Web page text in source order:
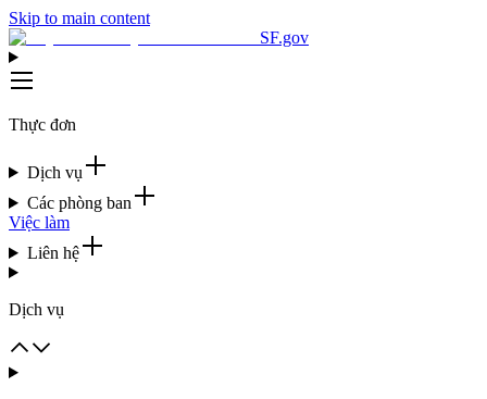
Skip to main content
SF.gov
Thực đơn
Dịch vụ
Các phòng ban
Việc làm
Liên hệ
Dịch vụ